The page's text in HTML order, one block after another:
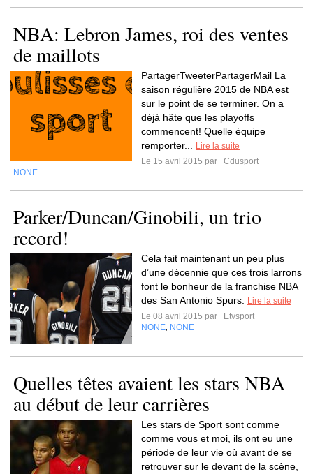
NBA: Lebron James, roi des ventes
de maillots
PartagerTweeterPartagerMail La
saison régulière 2015 de NBA est
sur le point de se terminer. On a
déjà hâte que les playoffs
commencent! Quelle équipe
remporter...
Lire la suite
Le 15 avril 2015 par
Cdusport
NONE
Parker/Duncan/Ginobili, un trio
record!
Cela fait maintenant un peu plus
d’une décennie que ces trois larrons
font le bonheur de la franchise NBA
des San Antonio Spurs.
Lire la suite
Le 08 avril 2015 par
Etvsport
NONE NONE
Quelles têtes avaient les stars NBA
au début de leur carrières
Les stars de Sport sont comme
comme vous et moi, ils ont eu une
période de leur vie où avant de se
retrouver sur le devant de la scène,